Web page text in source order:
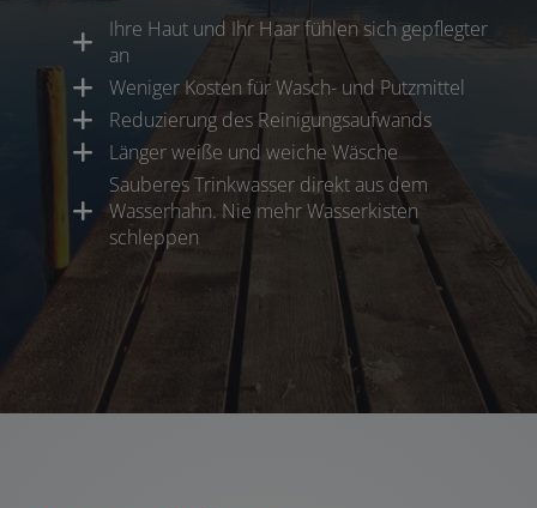
Ihre Haut und Ihr Haar fühlen sich gepflegter
an
Weniger Kosten für Wasch- und Putzmittel
Reduzierung des Reinigungsaufwands
Länger weiße und weiche Wäsche
Sauberes Trinkwasser direkt aus dem
Wasserhahn. Nie mehr Wasserkisten
schleppen